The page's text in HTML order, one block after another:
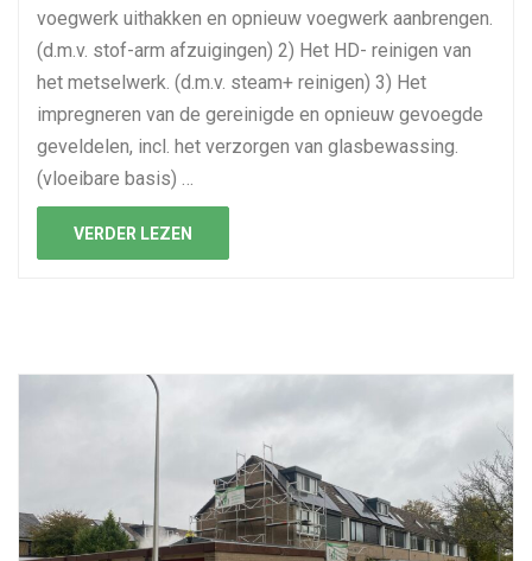
voegwerk uithakken en opnieuw voegwerk aanbrengen.
(d.m.v. stof-arm afzuigingen) 2) Het HD- reinigen van
het metselwerk. (d.m.v. steam+ reinigen) 3) Het
impregneren van de gereinigde en opnieuw gevoegde
geveldelen, incl. het verzorgen van glasbewassing.
(vloeibare basis) …
VERDER LEZEN